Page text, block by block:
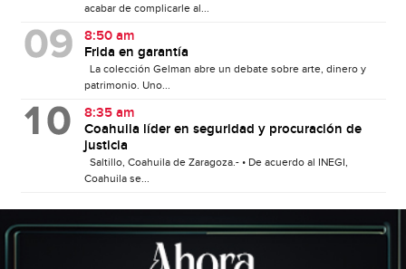
acabar de complicarle al...
8:50 am
Frida en garantía
La colección Gelman abre un debate sobre arte, dinero y
patrimonio. Uno...
8:35 am
Coahuila líder en seguridad y procuración de
justicia
Saltillo, Coahuila de Zaragoza.- • De acuerdo al INEGI,
Coahuila se...